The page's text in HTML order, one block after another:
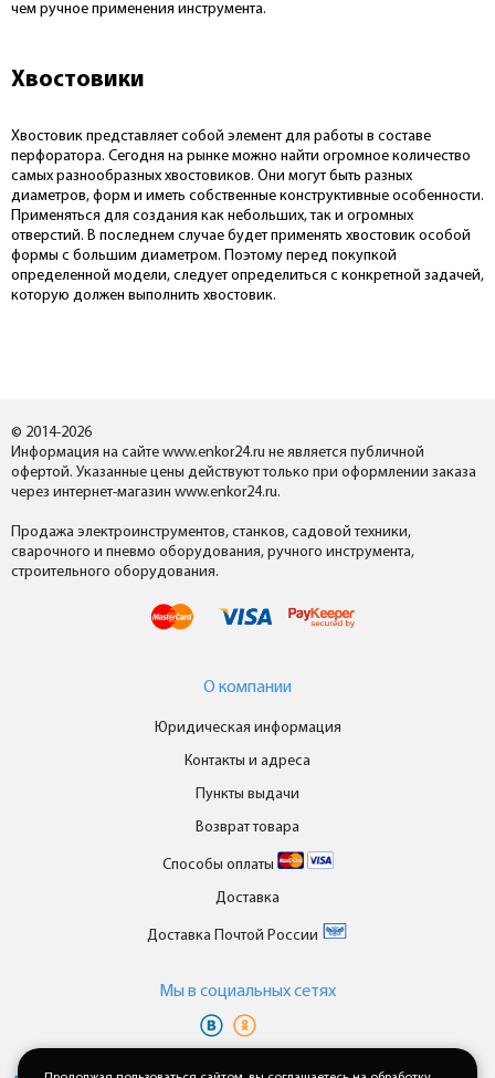
чем ручное применения инструмента.
Хвостовики
Хвостовик представляет собой элемент для работы в составе
перфоратора. Сегодня на рынке можно найти огромное количество
самых разнообразных хвостовиков. Они могут быть разных
диаметров, форм и иметь собственные конструктивные особенности.
Применяться для создания как небольших, так и огромных
отверстий. В последнем случае будет применять хвостовик особой
формы с большим диаметром. Поэтому перед покупкой
определенной модели, следует определиться с конкретной задачей,
которую должен выполнить хвостовик.
© 2014-2026
Информация на сайте www.enkor24.ru не является публичной
офертой. Указанные цены действуют только при оформлении заказа
через интернет-магазин www.enkor24.ru.
Продажа электроинструментов, станков, садовой техники,
сварочного и пневмо оборудования, ручного инструмента,
строительного оборудования.
О компании
Юридическая информация
Контакты и адреса
Пункты выдачи
Возврат товара
Способы оплаты
Доставка
Доставка Почтой России
Мы в cоциальных сетях